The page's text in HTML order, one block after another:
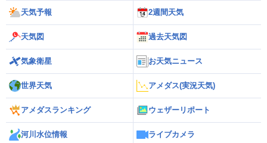
天気予報 2週間天気
天気図 過去天気図
気象衛星 お天気ニュース
世界天気 アメダス(実況天気)
アメダスランキング ウェザーリポート
河川水位情報 ライブカメラ